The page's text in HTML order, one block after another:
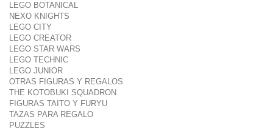
LEGO BOTANICAL
NEXO KNIGHTS
LEGO CITY
LEGO CREATOR
LEGO STAR WARS
LEGO TECHNIC
LEGO JUNIOR
OTRAS FIGURAS Y REGALOS
THE KOTOBUKI SQUADRON
FIGURAS TAITO Y FURYU
TAZAS PARA REGALO
PUZZLES